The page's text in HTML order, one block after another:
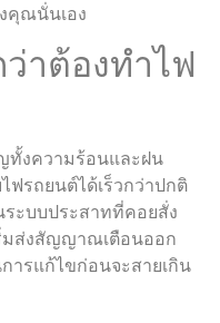
คุณนั่นเอง
าต้องทำไฟ
ทั้งความร้อนและฝน
ฟรถยนต์ได้เร็วกว่าปกติ
ระบบประสาทที่คอยสั่ง
มส่งสัญญาณเตือนออก
ารแก้ไขก่อนจะสายเกิน